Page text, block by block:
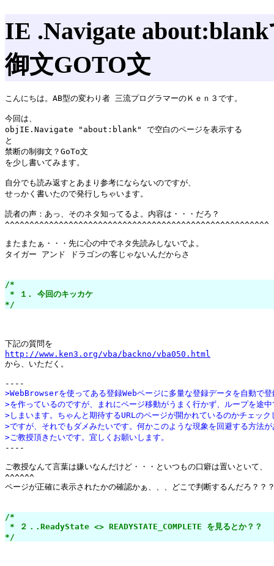
IE .Navigate
御文GOTO文
こんにちは。AB型の変わり者 三流プログラマーのＫｅｎ３です。
今回は、
objIE.Navigate "about:blank" で空白のページを表示する
と
禁断の制御文？GoTo文
を少し書いてみます。
自分でも読み返すとあまり参考にならないのですが、
せっかく書いたので発行しちゃいます。
読者の声：あっ、そのネタ知ってるよ。内容は・・・だろ？
^^^^^^^^^^^^^^^^^^^^^^^^^^^^^^^^^^^^^^^^^^^^^^^^^^^^^^
またまたぁ・・・先に心の中でネタ先読みしないでよ。
タイガー アンド ドラゴンの客じゃないんだからさ
/*
* １. 今回のキッカケ
*/
http://www.ken3.org/vba/backno/vba050.html
から、いただく。
>WebBrowserを使ってある登録Webページに多量な登録データを自動で
>を作っているのですが、まれにページ移動がうまく行かず、ループを途
>しまいます。ちゃんと期待するURLのページが開かれているのかチェック
>ですが、それでもダメみたいです。何かこのような現象を回避する方法が
>ご教授頂きたいです。宜しくお願いします。
----
ご教授なんて言葉は嫌いなんだけど・・・といつもの口癖は置いといて、
^^^^^^
ページが正確に表示されたかの確認かぁ、、、どこで判断するんだろ？？
/*
* ２．.ReadyState <> READYSTATE_COMPLETE を見るとか？？
*/